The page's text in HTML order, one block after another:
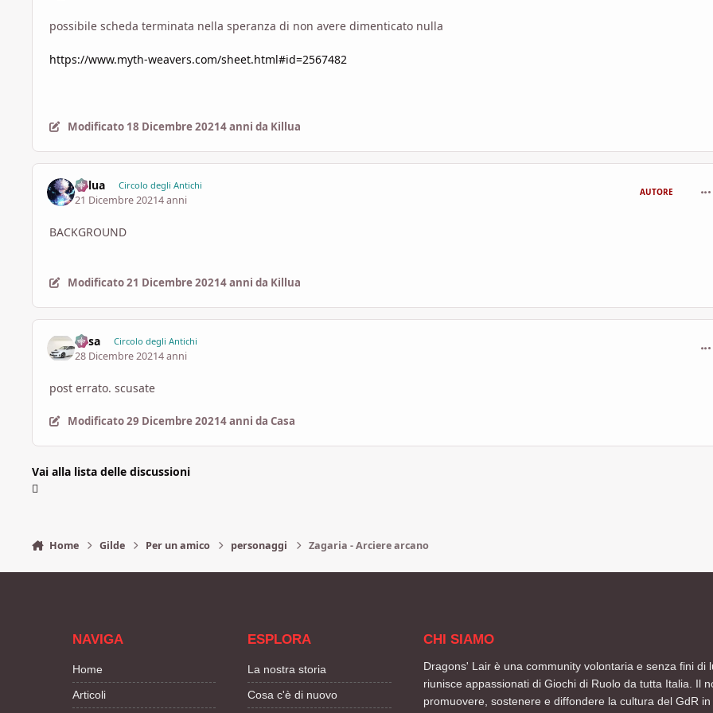
possibile scheda terminata nella speranza di non avere dimenticato nulla
https://www.myth-weavers.com/sheet.html#id=2567482
Modificato 18 Dicembre 20214 anni da Killua
Killua Circolo degli Antichi
21 Dicembre 20214 anni
AUTORE
BACKGROUND
Modificato21 Dicembre 20214 anni da Killua
Casa Circolo degli Antichi
28 Dicembre 20214 anni
post errato. scusate
Modificato29 Dicembre 20214 anni da Casa
Vai alla lista delle discussioni
Home Gilde Per un amico personaggi Zagaria - Arciere arcano
NAVIGA
Home
Articoli
ESPLORA
La nostra storia
Cosa c'è di nuovo
CHI SIAMO
Dragons' Lair è una community volontaria e senza fini di
riunisce appassionati di Giochi di Ruolo da tutta Italia. Il
promuovere, sostenere e diffondere la cultura del GdR